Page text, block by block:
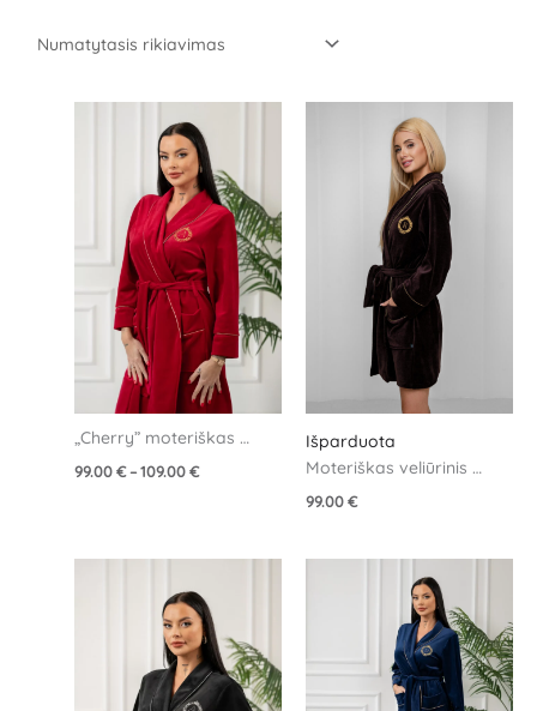
„Cherry” moteriškas
99.00€–109.00€
range:
99.00 €
through
109.00 €
Išparduota
Moteriškas veliūrinis
99.00€